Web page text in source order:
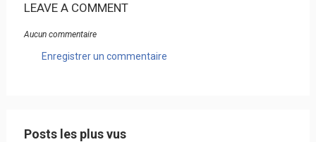
LEAVE A COMMENT
Aucun commentaire
Enregistrer un commentaire
Posts les plus vus